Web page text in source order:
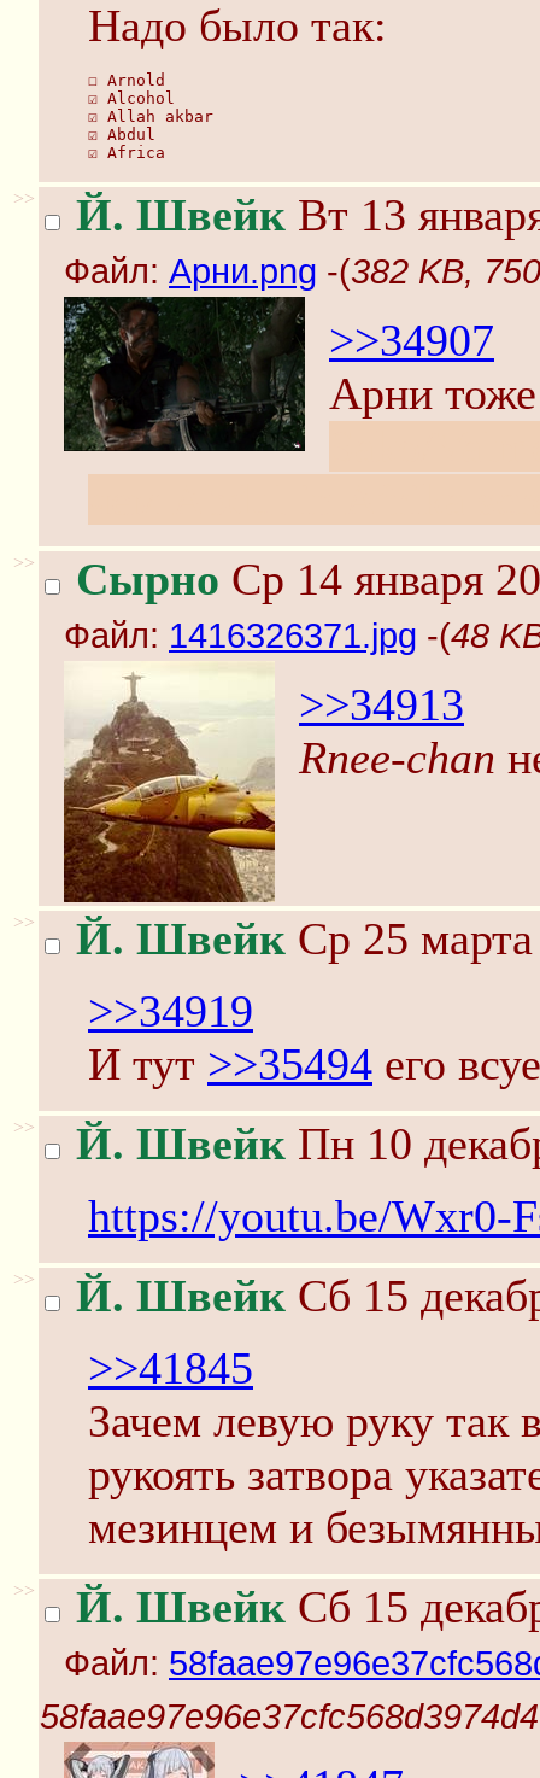
Надо было так:
☐ Arnold
☑ Alcohol
☑ Аllаh аkbаr
☑ Аbdul
☑ Africa
>> Й. Швейк Вт 13
Файл: Арни.png -(382 KB,
>>34907
Арни
>> Сырно Ср 14 января
Файл: 1416326371.jpg -(48
>>34913
Rnee-chan
>> Й. Швейк Ср 25
>>34919
И тут >>35494 его
>> Й. Швейк Пн 10
https://youtu.be/Wxr0-
>> Й. Швейк Сб 15
>>41845
Зачем левую руку так
рукоять затвора
мезинцем и
>> Й. Швейк Сб 15
Файл: